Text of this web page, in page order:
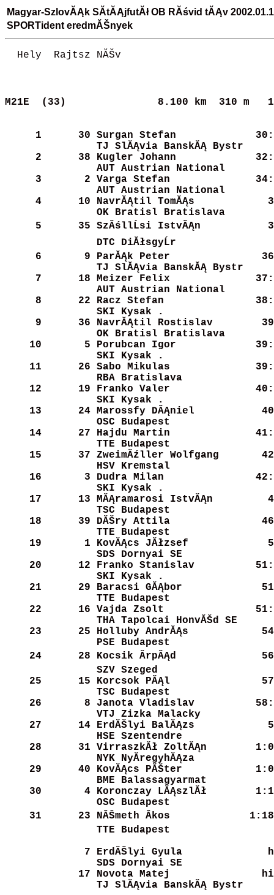
Magyar-SzlovĂĄk SĂ­tĂĄjfutĂł OB RĂśvid tĂĄv
SPORTident eredmĂŠnyek
Hely
M21E  (33) 8.100 km
     1
     30
Surgan Stefan
TJ SlĂĄvia BanskĂĄ Bystr
     2
     38
Kugler Johann
AUT Austrian National
     3
      2
Varga Stefan
AUT Austrian National
     4
     10
NavrĂĄtil TomĂĄs
OK Bratisl Bratislava
     5
     35
SzĂśllĹsi IstvĂĄn
DTC DiĂłsgyĹr
     6
      9
ParĂĄk Peter
TJ SlĂĄvia BanskĂĄ Bystr
     7
     18
Meizer Felix
AUT Austrian National
     8
     22
Racz Stefan
SKI Kysak .
     9
     36
NavrĂĄtil Rostislav
OK Bratisl Bratislava
    10
      5
Porubcan Igor
SKI Kysak .
    11
     26
Sabo Mikulas
RBA Bratislava
    12
     19
Franko Valer
SKI Kysak .
    13
     24
Marossfy DĂĄniel
OSC Budapest
    14
     27
Hajdu Martin
TTE Budapest
    15
     37
ZweimĂźller Wolfgang
HSV Kremstal
    16
      3
Dudra Milan
SKI Kysak .
    17
     13
MĂĄramarosi IstvĂĄn
TSC Budapest
    18
     39
DĂŠry Attila
TTE Budapest
    19
      1
KovĂĄcs JĂłzsef
SDS Dornyai SE
    20
     12
Franko Stanislav
SKI Kysak .
    21
     29
Baracsi GĂĄbor
TTE Budapest
    22
     16
Vajda Zsolt
THA Tapolcai HonvĂŠd SE
    23
     25
Holluby AndrĂĄs
PSE Budapest
    24
     28
Kocsik ĂrpĂĄd
SZV Szeged
    25
     15
Korcsok PĂĄl
TSC Budapest
    26
      8
Janota Vladislav
VTJ Zizka Malacky
    27
     14
ErdĂŠlyi BalĂĄzs
HSE Szentendre
    28
     31
VirraszkĂł ZoltĂĄn
NYK NyĂ­regyhĂĄza
    29
     40
KovĂĄcs PĂŠter
BME Balassagyarmat
    30
      4
Koronczay LĂĄszlĂł
OSC Budapest
    31
     23
NĂŠmeth Ăkos
TTE Budapest
      7
ErdĂŠlyi Gyula
SDS Dornyai SE
     17
Novota Matej
TJ SlĂĄvia BanskĂĄ Bystr